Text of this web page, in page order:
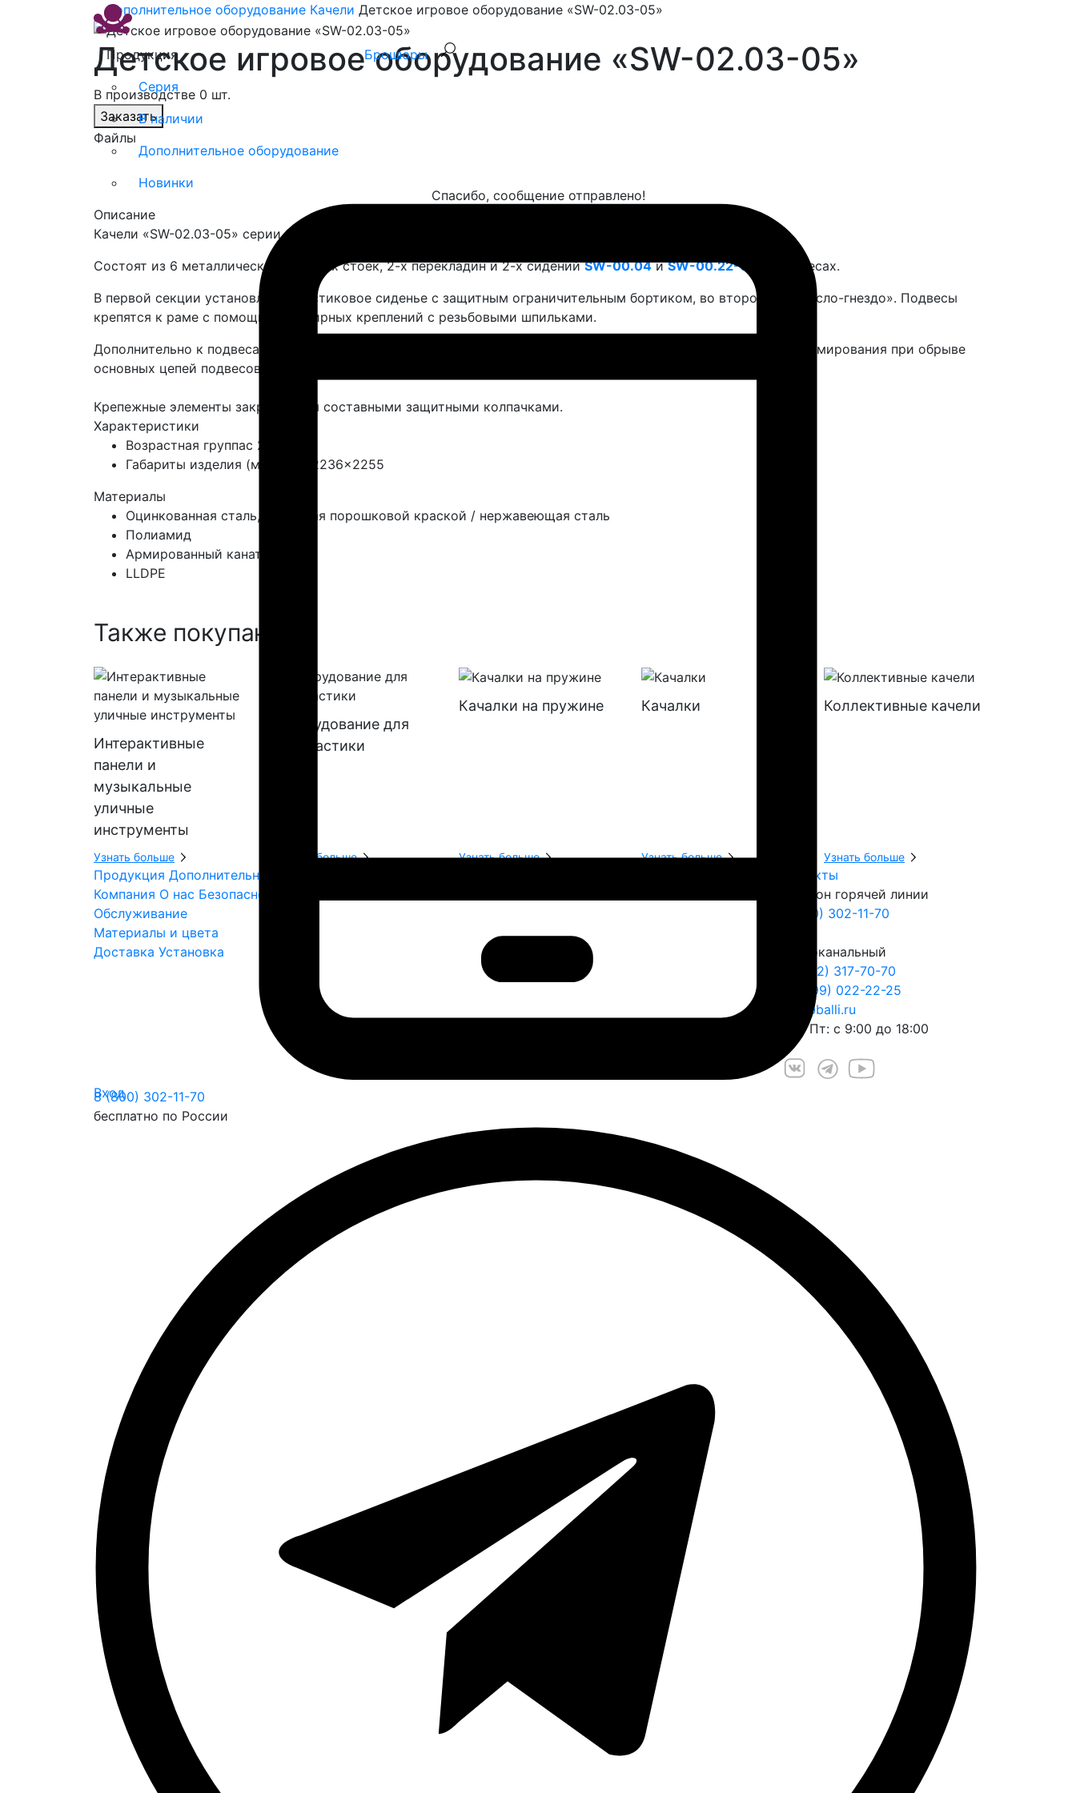
Продукция
Серия
В наличии
Дополнительное оборудование
Новинки
Брошюры
8 (800) 302-11-70
бесплатно по России
Дополнительное оборудование Качели Детское игровое оборудование «SW-02.03-05»
Детское игровое оборудование «SW-02.03-05»
В производстве 0 шт.
Заказать
Файлы
Спасибо, сообщение отправлено!
Описание
Качели «SW-02.03-05» серии Swing. Устанавливаются на детских уличных площадках.
Состоят из 6 металлических опорных стоек, 2-х перекладин и 2-х сиденийSW-00.04иSW-00.22-01
на подвесах.
В первой секции установлено пластиковое сиденье с защитным ограничительным бортиком, во второй — «кресло-гнездо». Подвесы
крепятся к раме с помощью шарнирных креплений с резьбовыми шпильками.
Дополнительно к подвесам и перекладине крепятся страховочные цепи, которые обеспечивают защиту от травмирования при обрыве
основных цепей подвесов.
Крепежные элементы закрываются составными защитными колпачками.
Характеристики
Возрастная группас 2 лет
Габариты изделия (мм)
5310x2236x2255
Материалы
Оцинкованная сталь, покрытая порошковой краской / нержавеющая сталь
Полиамид
Армированный канат
LLDPE
Также покупают:
Интерактивные
панели и
музыкальные
уличные
инструменты
Узнать больше
Оборудование для
геопластики
Узнать больше
Качалки на пружине
Узнать больше
Качалки
Узнать больше
Коллективные качели
Узнать больше
Продукция Дополнительные элементы
Компания О нас Безопасность
Обслуживание
Материалы и цвета
Доставка Установка
Контакты
Телефон горячей линии
8 (800) 302-11-70
Многоканальный
+7 (812) 317-70-70
+7 (999) 022-22-25
play@balli.ru
Пн – Пт: с 9:00 до 18:00
Вход